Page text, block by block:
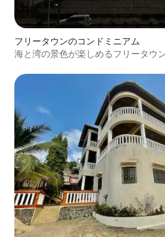
フリータウンのコンドミニアム
海と湾の景色が楽しめるフリータウ